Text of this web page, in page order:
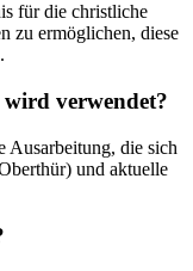
für die christliche
zu ermöglichen, diese
wird verwendet?
Ausarbeitung, die sich
und aktuelle